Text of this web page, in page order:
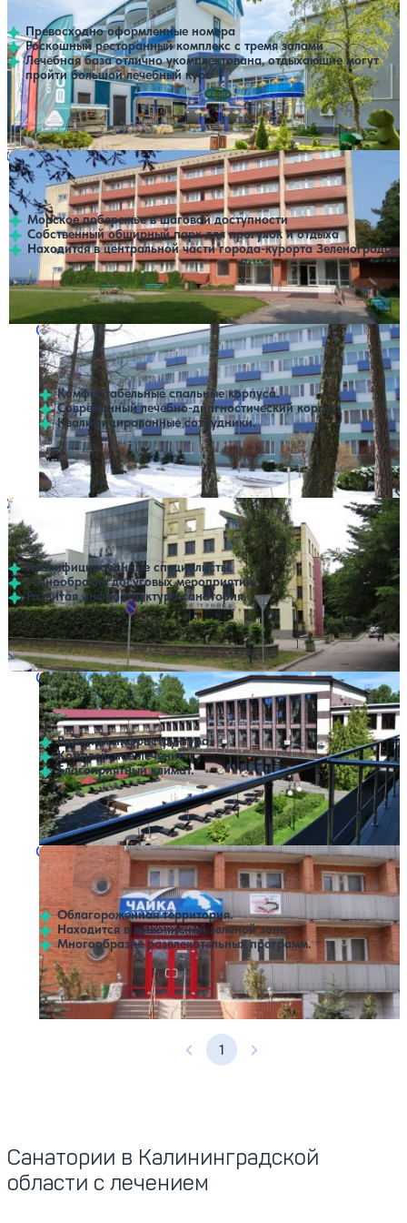
Превосходно оформленные номера
Роскошный ресторанный комплекс с тремя залами
Лечебная база отлично укомплектована, отдыхающие могут
пройти большой лечебный курс
Профилей лечения:8 Крытый бассейн SPA
Санаторий Зеленоградск
4.1 178 отзывов
Калининград
Морское побережье в шаговой доступности
Собственный обширный парк для прогулок и отдыха
Находится в центральной части города-курорта Зеленоградск
Профилей лечения:3
Нет цен или свободных мест на выбранные даты
Выбрать другой вариант
Санаторий Светлогорский
Светлогорск
Комфортабельные спальные корпуса.
Современный лечебно-диагностический корпус.
Квалифицированные сотрудники.
Профилей лечения:5 SPA
Нет цен или свободных мест на выбранные даты
Выбрать другой вариант
Санаторий Тройка
4.637 отзывов
Светлогорск
Квалифицированные специалисты.
Разнообразие досуговых мероприятий.
Развитая инфраструктура санатория.
Профилей лечения:4 Крытый бассейн Открытый бассейн
Нет цен или свободных мест на выбранные даты
Выбрать другой вариант
Санаторий Белое солнце
4.410 отзывов
Светлогорск
Развитая инфраструктура.
Комплексное лечение.
Благоприятный климат.
Профилей лечения:5 Открытый бассейн
Нет цен или свободных мест на выбранные даты
Выбрать другой вариант
Санаторий Чайка
1 отзыв
Зеленоградск
Облагороженная территория.
Находится в живописной зеленой зоне.
Многообразие развлекательных программ.
Профилей лечения:4
Нет цен или свободных мест на выбранные даты
Выбрать другой вариант
Предыдущая страница
1 Следующая страница
Санатории в Калининградской
области с лечением